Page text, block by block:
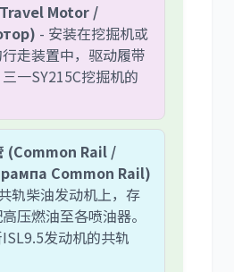
Motor /
- 安装在挖掘机或
走装置中，驱动履带
一SY215C挖掘机的
(Common Rail /
Common Rail)
轨柴油发动机上，存
压燃油至各喷油器。
发动机的共轨